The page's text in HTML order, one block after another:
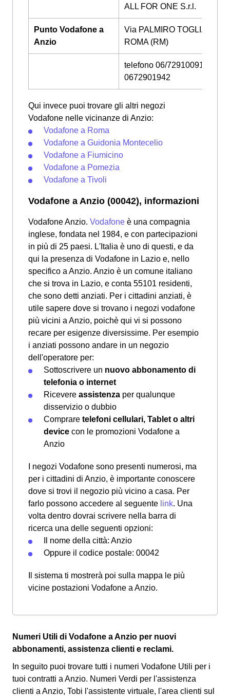
ALL FOR ONE S.r.l.
Punto Vodafone a
Anzio
Via PALMIRO TOGLIATTI 4,
ROMA (RM)
telefono 06/72910091 -
0672901942
Qui invece puoi trovare gli altri negozi
Vodafone nelle vicinanze di Anzio:
Vodafone a Roma
Vodafone a Guidonia Montecelio
Vodafone a Fiumicino
Vodafone a Pomezia
Vodafone a Tivoli
Vodafone a Anzio (00042), informazioni
Vodafone Anzio. Vodafone è una compagnia
inglese, fondata nel 1984, e con partecipazioni
in più di 25 paesi. L'Italia è uno di questi, e da
qui la presenza di Vodafone in Lazio e, nello
specifico a Anzio. Anzio è un comune italiano
che si trova in Lazio, e conta 55101 residenti,
che sono detti anziati. Per i cittadini anziati, è
utile sapere dove si trovano i negozi vodafone
più vicini a Anzio, poichè qui vi si possono
recare per esigenze diversissime. Per esempio
i anziati possono andare in un negozio
dell'operatore per:
Sottoscrivere un nuovo abbonamento di
telefonia o internet
Ricevere assistenza per qualunque
disservizio o dubbio
Comprare telefoni cellulari, Tablet o altri
device con le promozioni Vodafone a
Anzio
I negozi Vodafone sono presenti numerosi, ma
per i cittadini di Anzio, è importante conoscere
dove si trovi il negozio più vicino a casa. Per
farlo possono accedere al seguente link. Una
volta dentro dovrai scrivere nella barra di
ricerca una delle seguenti opzioni:
Il nome della città: Anzio
Oppure il codice postale: 00042
Il sistema ti mostrerà poi sulla mappa le più
vicine postazioni Vodafone a Anzio.
Numeri Utili di Vodafone a Anzio per nuovi
abbonamenti, assistenza clienti e reclami.
In seguito puoi trovare tutti i numeri Vodafone Utili per i
tuoi contratti a Anzio. Numeri Verdi per l'assistenza
clienti a Anzio, Tobi l'assistente virtuale, l'area clienti sul